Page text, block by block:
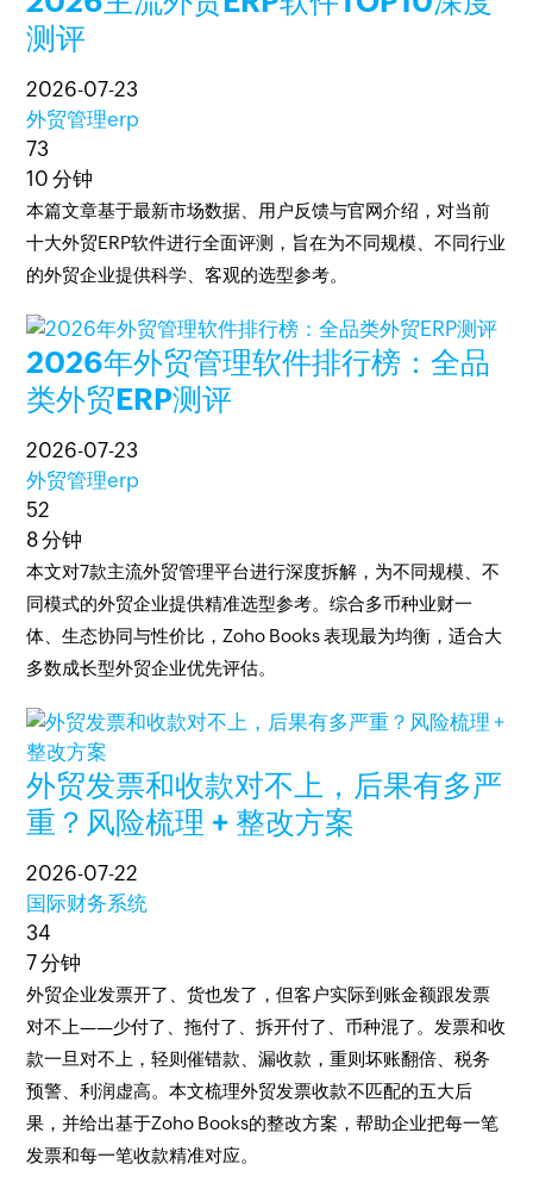
测评
2026-07-23
外贸管理erp
73
10 分钟
本篇文章基于最新市场数据、用户反馈与官网介绍，对当前
十大外贸ERP软件进行全面评测，旨在为不同规模、不同行业
的外贸企业提供科学、客观的选型参考。
2026年外贸管理软件排行榜：全品
类外贸ERP测评
2026-07-23
外贸管理erp
52
8 分钟
本文对7款主流外贸管理平台进行深度拆解，为不同规模、不
同模式的外贸企业提供精准选型参考。综合多币种业财一
体、生态协同与性价比，Zoho Books 表现最为均衡，适合大
多数成长型外贸企业优先评估。
外贸发票和收款对不上，后果有多严
重？风险梳理 + 整改方案
2026-07-22
国际财务系统
34
7 分钟
外贸企业发票开了、货也发了，但客户实际到账金额跟发票
对不上——少付了、拖付了、拆开付了、币种混了。发票和收
款一旦对不上，轻则催错款、漏收款，重则坏账翻倍、税务
预警、利润虚高。本文梳理外贸发票收款不匹配的五大后
果，并给出基于Zoho Books的整改方案，帮助企业把每一笔
发票和每一笔收款精准对应。